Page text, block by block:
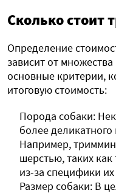
Сколько стоит
Определение
зависит от
основные критерии,
итоговую стоимость:
Порода собаки:
более деликатного
Например,
шерстью, таких
из-за специфики
Размер собаки: В